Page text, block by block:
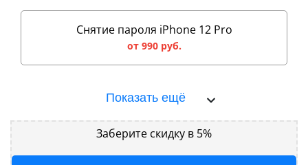
Снятие пароля iPhone 12 Pro
от 990 руб.
Показать ещё
Заберите скидку в 5%